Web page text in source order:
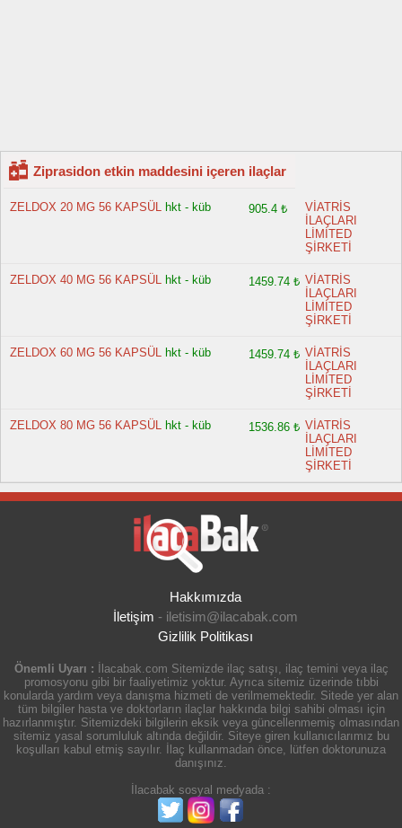
Ziprasidon etkin maddesini içeren ilaçlar
ZELDOX 20 MG 56 KAPSÜL hkt - küb 905.4 ₺
VİATRİS
İLAÇLARI
LİMİTED
ŞİRKETİ
ZELDOX 40 MG 56 KAPSÜL hkt - küb 1459.74 ₺ VİATRİS
İLAÇLARI
LİMİTED
ŞİRKETİ
ZELDOX 60 MG 56 KAPSÜL hkt - küb 1459.74 ₺ VİATRİS
İLAÇLARI
LİMİTED
ŞİRKETİ
ZELDOX 80 MG 56 KAPSÜL hkt - küb 1536.86 ₺ VİATRİS
İLAÇLARI
LİMİTED
ŞİRKETİ
Hakkımızda
İletişim - iletisim@ilacabak.com
Gizlilik Politikası
Önemli Uyarı : İlacabak.com Sitemizde ilaç satışı, ilaç temini veya ilaç
promosyonu gibi bir faaliyetimiz yoktur. Ayrıca sitemiz üzerinde tıbbi
konularda yardım veya danışma hizmeti de verilmemektedir. Sitede yer alan
tüm bilgiler hasta ve doktorların ilaçlar hakkında bilgi sahibi olması için
hazırlanmıştır. Sitemizdeki bilgilerin eksik veya güncellenmemiş olmasından
sitemiz yasal sorumluluk altında değildir. Siteye giren kullanıcılarımız bu
koşulları kabul etmiş sayılır. İlaç kullanmadan önce, lütfen doktorunuza
danışınız.
İlacabak sosyal medyada :